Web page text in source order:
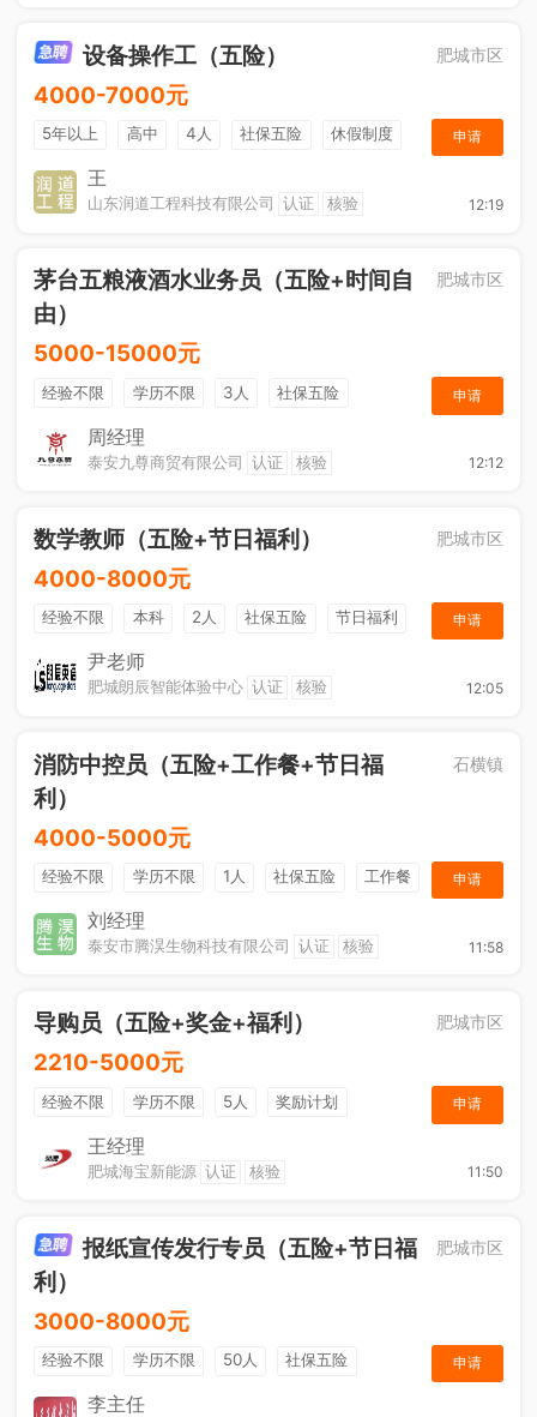
设备操作工（五险） 肥城市区
4000-7000元
5年以上 高中 4人 社保五险
休假制度
加班补助
申请
王
山东润道工程科技有限公司 认证 核验 12:19
茅台五粮液酒水业务员（五险+时间自
由）
肥城市区
5000-15000元
经验不限 学历不限 3人
社保五险
节日福利
综合补贴
年终奖金
休假制度 法定节假日
申请
周经理
泰安九尊商贸有限公司 认证 核验 12:12
数学教师（五险+节日福利） 肥城市区
4000-8000元
经验不限 本科 2人 社保五险 节日福利 申请
尹老师
肥城朗辰智能体验中心 认证 核验 12:05
消防中控员（五险+工作餐+节日福
利）
石横镇
4000-5000元
经验不限 学历不限 1人 社保五险
工作餐
节日福利
申请
刘经理
泰安市腾淏生物科技有限公司 认证 核验 11:58
导购员（五险+奖金+福利） 肥城市区
2210-5000元
经验不限 学历不限 5人
奖励计划
销售奖金
社保五险
申请
王经理
肥城海宝新能源 认证 核验 11:50
报纸宣传发行专员（五险+节日福
利）
肥城市区
3000-8000元
经验不限 学历不限 50人
社保五险
节日福利
销售奖金
申请
李主任